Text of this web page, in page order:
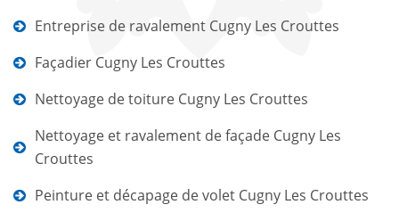
Entreprise de ravalement Cugny Les Crouttes
Façadier Cugny Les Crouttes
Nettoyage de toiture Cugny Les Crouttes
Nettoyage et ravalement de façade Cugny Les
Crouttes
Peinture et décapage de volet Cugny Les Crouttes